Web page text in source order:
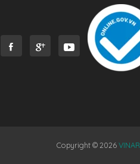
Copyright © 2026VINAR